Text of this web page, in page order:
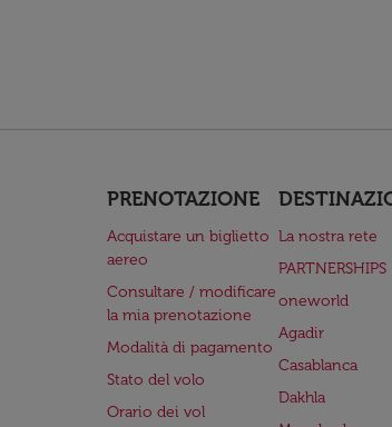
PRENOTAZIONE
Acquistare un biglietto
aereo
Consultare / modificare
la mia prenotazione
Modalità di pagamento
Stato del volo
Orario dei vol
La nostra rete
PARTNERSHIPS
oneworld
Agadir
Casablanca
Dakhla